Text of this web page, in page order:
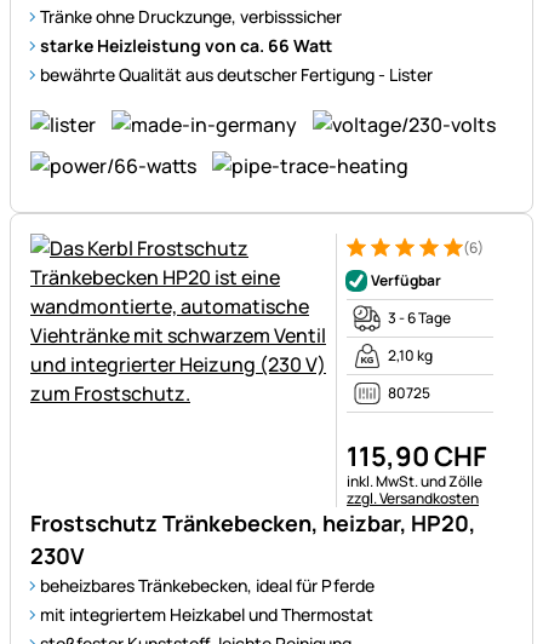
Tränke ohne Druckzunge, verbisssicher
starke Heizleistung von ca. 66 Watt
bewährte Qualität aus deutscher Fertigung - Lister
Frostschutz Tränkebecken, heizbar, HP20,
230V
beheizbares Tränkebecken, ideal für Pferde
mit integriertem Heizkabel und Thermostat
Bewertung: 5 von 5 (6
6 Bewertungen
(6)
Verfügbar
3 - 6 Tage
2,10 kg
80725
115,90CHF
Steuerhinweis:
inkl. MwSt. und Zölle
zzgl. Versandkosten